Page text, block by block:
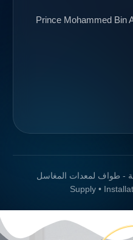
Supply •